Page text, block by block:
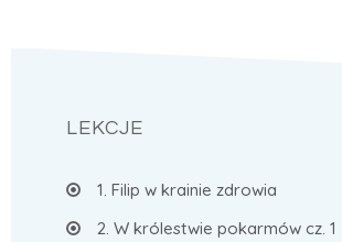
LEKCJE
1. Filip w krainie zdrowia
2. W królestwie pokarmów cz. 1